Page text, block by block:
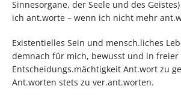
Sinnesorgane, der Seele und des
ich ant.worte – wenn ich nicht mehr
Existentielles Sein und mensch.liches
demnach für mich, bewusst und in freier
Entscheidungs.mächtigkeit Ant.wort zu
Ant.worten stets zu ver.ant.worten.